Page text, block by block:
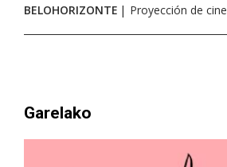
BELOHORIZONTE Proyección de cine
Garelako